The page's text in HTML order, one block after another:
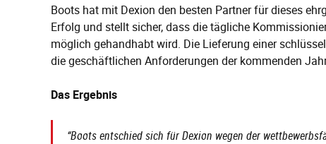
Boots hat mit Dexion den besten Partner für dieses
Erfolg und stellt sicher, dass die tägliche
möglich gehandhabt wird. Die Lieferung einer
die geschäftlichen Anforderungen der kommenden
Das Ergebnis
“Boots entschied sich für Dexion wegen der